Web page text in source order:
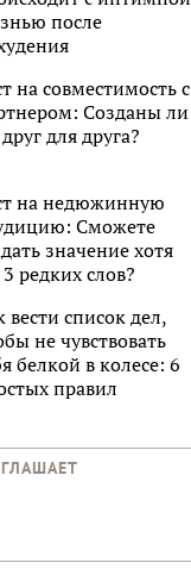
после
на совместимость с
Созданы ли
для друга?
на недюжинную
Сможете
значение хотя
редких слов?
вести список дел,
не чувствовать
белкой в колесе: 6
правил